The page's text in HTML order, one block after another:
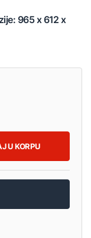
965 x 612 x
U KORPU